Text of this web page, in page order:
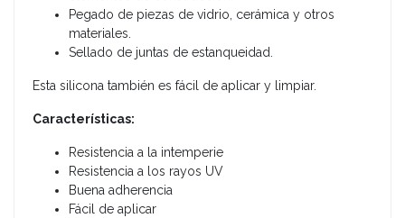
Pegado de piezas de vidrio, cerámica y otros
materiales.
Sellado de juntas de estanqueidad.
Esta silicona también es fácil de aplicar y limpiar.
Características:
Resistencia a la intemperie
Resistencia a los rayos UV
Buena adherencia
Fácil de aplicar